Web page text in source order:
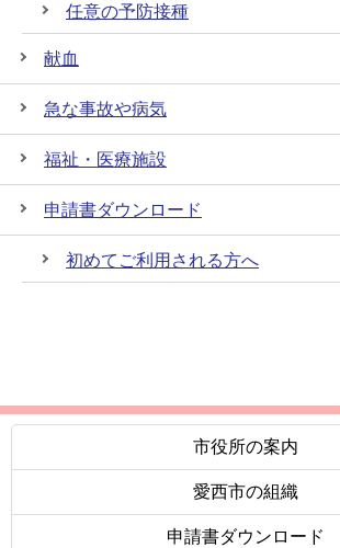
任意の予防接種
献血
急な事故や病気
福祉・医療施設
申請書ダウンロード
初めてご利用される方へ
市役所の案内
愛西市の組織
申請書ダウンロード